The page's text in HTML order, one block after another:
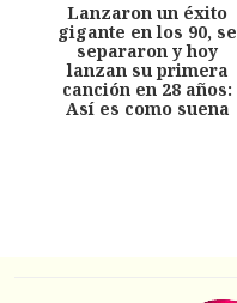
Lanzaron un éxito
gigante en los 90, se
separaron y hoy
lanzan su primera
canción en 28 años:
Así es como suena